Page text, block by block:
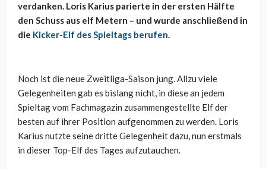
verdanken. Loris Karius parierte in der ersten Hälfte
den Schuss aus elf Metern – und wurde anschließend in
die Kicker-Elf des Spieltags berufen.
Noch ist die neue Zweitliga-Saison jung. Allzu viele
Gelegenheiten gab es bislang nicht, in diese an jedem
Spieltag vom Fachmagazin zusammengestellte Elf der
besten auf ihrer Position aufgenommen zu werden. Loris
Karius nutzte seine dritte Gelegenheit dazu, nun erstmals
in dieser Top-Elf des Tages aufzutauchen.